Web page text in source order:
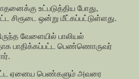
உட்படுத்திய போது,
சிரூடை ஒன்று மீட்கப்பட்டுள்ளது.
வேளையில் பாலியல்
பாதிக்கப்பட்ட பெண்ணொருவர்
ஏனைய பெண்களும் அவரை